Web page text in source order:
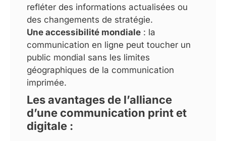
refléter des informations actualisées ou
des changements de stratégie.
Une accessibilité mondiale : la
communication en ligne peut toucher un
public mondial sans les limites
géographiques de la communication
imprimée.
Les avantages de l’alliance
d’une communication print et
digitale :